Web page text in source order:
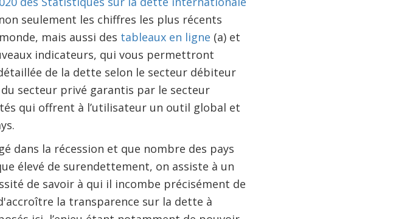
seulement les chiffres les plus récents
mais aussi des tableaux en ligne (a) et
indicateurs, qui vous permettront
de la dette selon le secteur débiteur
secteur privé garantis par le secteur
qui offrent à l’utilisateur un outil global et
dans la récession et que nombre des pays
élevé de surendettement, on assiste à un
de savoir à qui il incombe précisément de
la transparence sur la dette à